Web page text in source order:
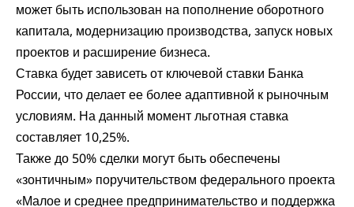
может быть использован на пополнение оборотного
капитала, модернизацию производства, запуск новых
проектов и расширение бизнеса.
Ставка будет зависеть от ключевой ставки Банка
России, что делает ее более адаптивной к рыночным
условиям. На данный момент льготная ставка
составляет 10,25%.
Также до 50% сделки могут быть обеспечены
«зонтичным» поручительством федерального проекта
«Малое и среднее предпринимательство и поддержка